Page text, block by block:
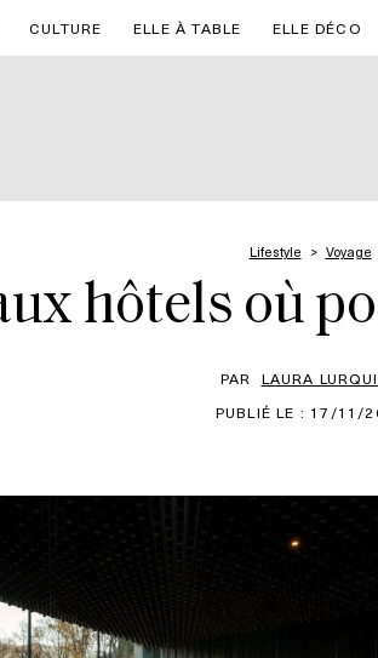
CULTURE ELLE À TABLE ELLE DÉCO
Lifestyle Voyage
hôtels où
PAR LAURA
PUBLIÉ LE : 17/11/